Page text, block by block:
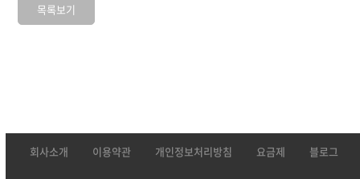
목록보기
회사소개 이용약관 개인정보처리방침 요금제 블로그